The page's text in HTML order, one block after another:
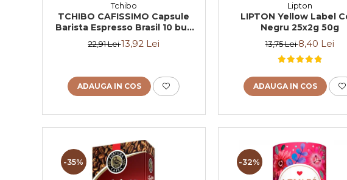
Tchibo
TCHIBO CAFISSIMO Capsule
Barista Espresso Brasil 10 buc
80g (27.10.2026)
22,91 Lei13,92 Lei
ADAUGA IN COS
Lipton
LIPTON Yellow Label
Negru 25x2g 50g
13,75 Lei8,40 Lei
ADAUGA IN COS
-35% -32%